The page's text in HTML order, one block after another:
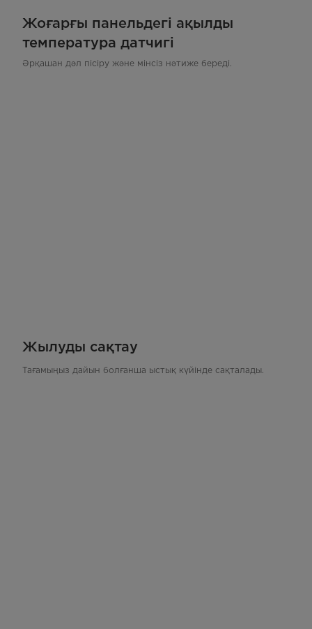
Жоғарғы панельдегі ақылды
температура датчигі
Әрқашан дәл пісіру және мінсіз нәтиже береді.
Жылуды сақтау
Тағамыңыз дайын болғанша ыстық күйінде сақталады.